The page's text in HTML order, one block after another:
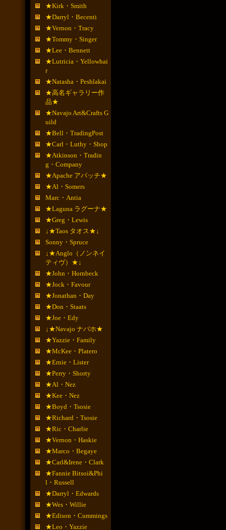
★Kirk・Smith
★Darryl・Becenti
★Vernon・Tracy
★Tommy・Singer
★Lee・Bennett
★Lutricia・Yellowhai
r
★Natasha・Peshlakai
★高名ギャラリー作
品★
★Navajo Art&Crafts G
uild
★Bell・TradingPost
★Carl・Luthy・Shop
★Atkinson・Tradin
g・Company
★Apache アパッチ★
★Al・Somers
Marc・Antia
★Laguna ラグーナ★
★Greg・Lewis
↓★Taos タオス★↓
Sonny・Spruce
↓★Anglo（ノンネイ
ティヴ）★↓
★John・Hornbeck
★Jock・Favour
★Jonathan・Day
★Don・Staats
★Joe・Edy
↓★Navajo ナバホ★
★Yazzie・Family
★McKee・Platero
★Ernie・Lister
★Perry・Shorty
★Al・Nez
★Kee・Nez
★Boyd・Tsosie
★Richard・Tsosie
★Ric・Charlie
★Vernon・Haskie
★Marco・Begaye
★Carl&Irene・Clark
★Fannie Bitsoi&Phi
l・Russell
★Darryl・Edwards
★Wes・Willie
★Edison・Cummings
★Leo・Yazzie